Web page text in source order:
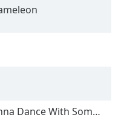
Dance With Somebody